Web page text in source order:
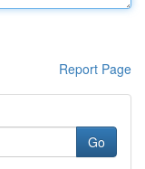
Report Page
Go